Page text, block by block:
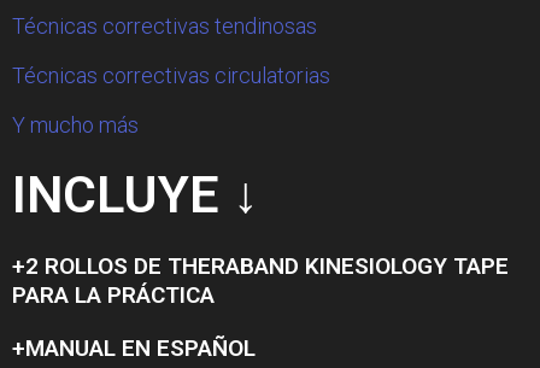
Técnicas correctivas tendinosas
Técnicas correctivas circulatorias
Y mucho más
INCLUYE ↓
+2 ROLLOS DE THERABAND KINESIOLOGY TAPE
PARA LA PRÁCTICA
+MANUAL EN ESPAÑOL